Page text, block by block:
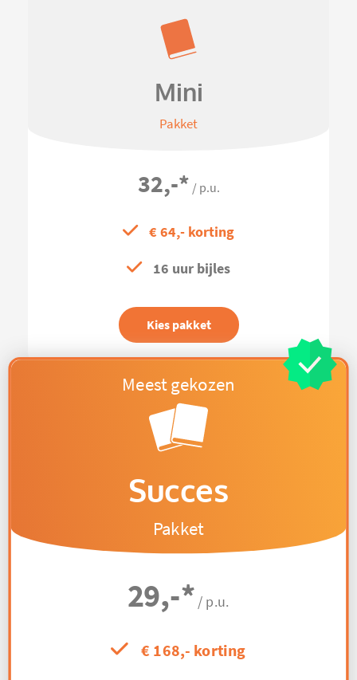
Mini
Pakket
32,-* / p.u.
€ 64,- korting
16 uur bijles
Kies pakket
Succes
Pakket
29,-* / p.u.
€ 168,- korting